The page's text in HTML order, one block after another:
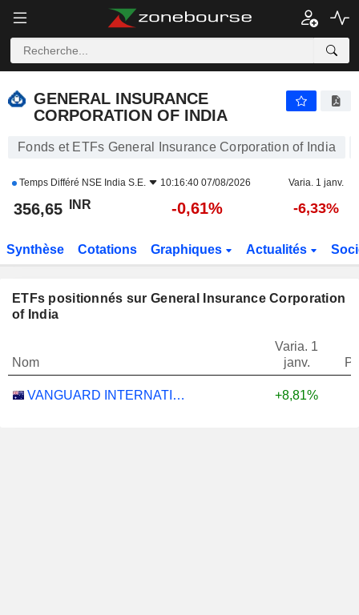
GENERAL INSURANCE
CORPORATION OF INDIA
Fonds et ETFs General Insurance Corporation of India
Temps Différé NSE India S.E. 10:16:40 07/08/2026 Varia. 1 janv.
356,65 INR -0,61% -6,33%
Synthèse Cotations Graphiques Actualités
ETFs positionnés sur General Insurance Corporation
of India
Nom
Varia. 1
janv.
VANGUARD INTERNATIONAL EQUITY INDEX FUNDS - VANGUARD FTSE ALL-WORLD EX-US ETF +8,81%